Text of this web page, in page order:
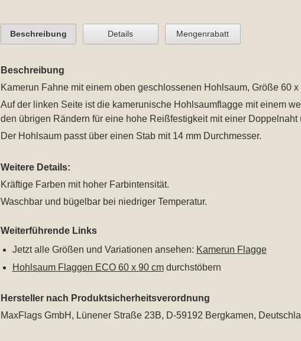
Beschreibung Details Mengenrabatt
Beschreibung
Kamerun Fahnemit einem oben geschlossenen Hohlsaum, Größe 60 x
Auf der linken Seite ist die kamerunische Hohlsaumflagge mit einem
den übrigen Rändern für eine hohe Reißfestigkeit mit einer Doppelnaht
Der Hohlsaum passt über einen Stab mit 14 mm Durchmesser.
Weitere Details:
Kräftige Farben mit hoher Farbintensität.
Waschbar und bügelbar bei niedriger Temperatur.
Weiterführende Links
Jetzt alle Größen und Variationen ansehen: Kamerun Flagge
Hohlsaum Flaggen ECO 60 x 90 cmdurchstöbern
Hersteller nach Produktsicherheitsverordnung
MaxFlags GmbH, Lünener Straße 23B, D-59192 Bergkamen,